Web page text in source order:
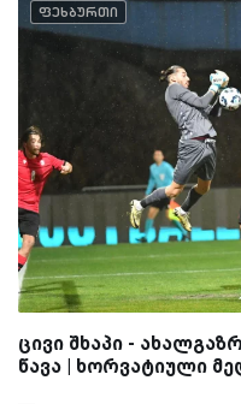
ფეხბურთი
ცივი შხაპი -
წავა | ხორვატიული